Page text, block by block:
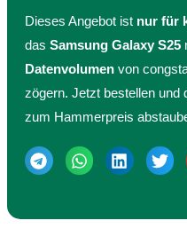
Dieses Angebot ist nur für
das Samsung Galaxy S25
Datenvolumen von
zögern. Jetzt bestellen und
zum Hammerpreis